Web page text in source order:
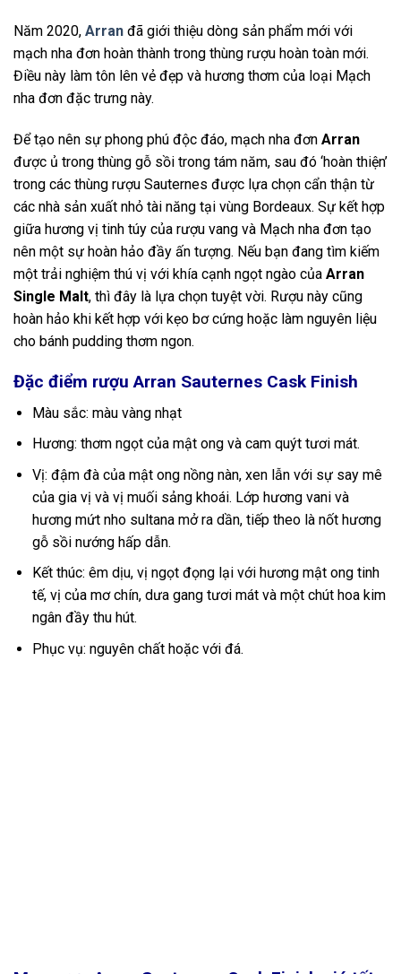
Năm 2020, Arran đã giới thiệu dòng sản phẩm mới với
mạch nha đơn hoàn thành trong thùng rượu hoàn toàn mới.
Điều này làm tôn lên vẻ đẹp và hương thơm của loại Mạch
nha đơn đặc trưng này.
Để tạo nên sự phong phú độc đáo, mạch nha đơn Arran
được ủ trong thùng gỗ sồi trong tám năm, sau đó ‘hoàn thiện’
trong các thùng rượu Sauternes được lựa chọn cẩn thận từ
các nhà sản xuất nhỏ tài năng tại vùng Bordeaux. Sự kết hợp
giữa hương vị tinh túy của rượu vang và Mạch nha đơn tạo
nên một sự hoàn hảo đầy ấn tượng. Nếu bạn đang tìm kiếm
một trải nghiệm thú vị với khía cạnh ngọt ngào của Arran
Single Malt, thì đây là lựa chọn tuyệt vời. Rượu này cũng
hoàn hảo khi kết hợp với kẹo bơ cứng hoặc làm nguyên liệu
cho bánh pudding thơm ngon.
Đặc điểm rượu Arran Sauternes Cask Finish
Màu sắc: màu vàng nhạt
Hương: thơm ngọt của mật ong và cam quýt tươi mát.
Vị: đậm đà của mật ong nồng nàn, xen lẫn với sự say mê
của gia vị và vị muối sảng khoái. Lớp hương vani và
hương mứt nho sultana mở ra dần, tiếp theo là nốt hương
gỗ sồi nướng hấp dẫn.
Kết thúc: êm dịu, vị ngọt đọng lại với hương mật ong tinh
tế, vị của mơ chín, dưa gang tươi mát và một chút hoa kim
ngân đầy thu hút.
Phục vụ: nguyên chất hoặc với đá.